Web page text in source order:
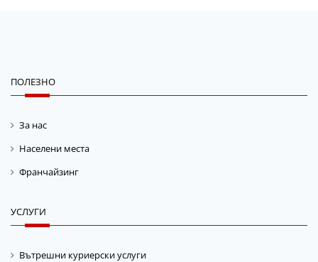
ПОЛЕЗНО
За нас
Населени места
Франчайзинг
УСЛУГИ
Вътрешни куриерски услуги